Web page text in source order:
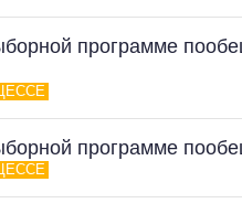
программе
программе